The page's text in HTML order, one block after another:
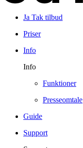
Ja Tak tilbud
Priser
Info
Info
Funktioner
Presseomtale
Guide
Support